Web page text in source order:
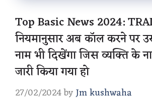
Top Basic News 2024:
नियमानुसार अब कॉल करने पर
नाम भी दिखेंगा जिस व्यक्ति के
जारी किया गया हो
27/02/2024byJm kushwaha